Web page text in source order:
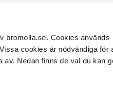
bromolla.se. Cookies används
cookies är nödvändiga för
Nedan finns de val du kan